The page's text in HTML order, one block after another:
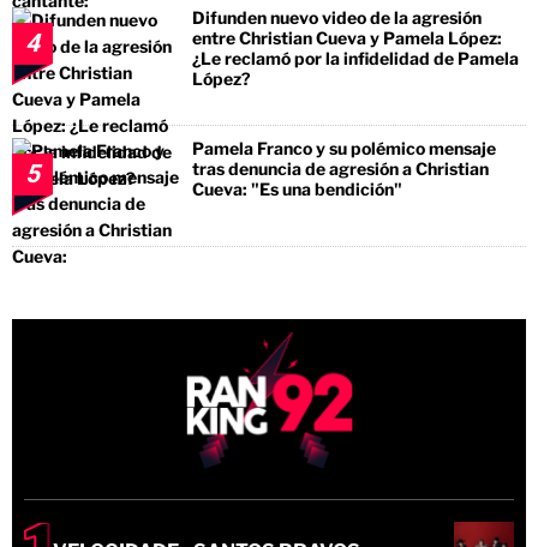
4
Difunden nuevo video de la agresión
entre Christian Cueva y Pamela López:
¿Le reclamó por la infidelidad de Pamela
López?
5
Pamela Franco y su polémico mensaje
tras denuncia de agresión a Christian
Cueva: "Es una bendición"